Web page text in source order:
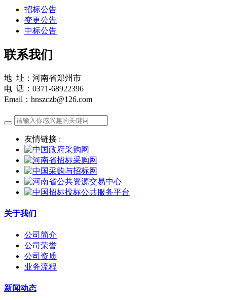
招标公告
变更公告
中标公告
联系我们
地 址：河南省郑州市
电 话：0371-68922396
Email：hnszczb@126.com
友情链接 :
关于我们
公司简介
公司荣誉
公司资质
业务流程
新闻动态